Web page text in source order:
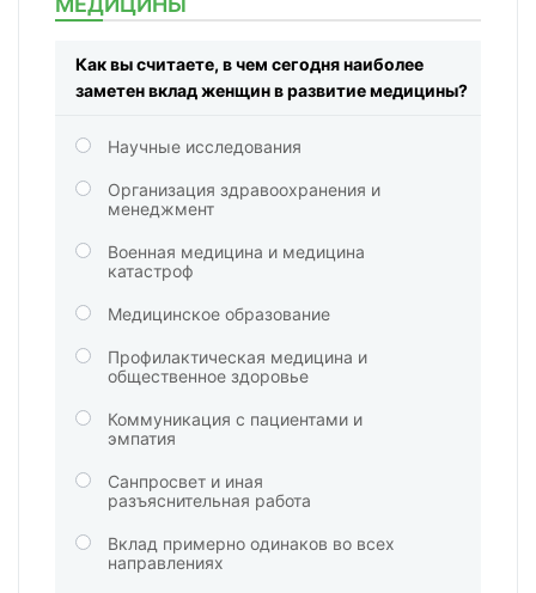
Как вы считаете, в чем сегодня наиболее
заметен вклад женщин в развитие медицины?
Научные исследования
Организация здравоохранения и
менеджмент
Военная медицина и медицина
катастроф
Медицинское образование
Профилактическая медицина и
общественное здоровье
Коммуникация с пациентами и
эмпатия
Санпросвет и иная
разъяснительная работа
Вклад примерно одинаков во всех
направлениях